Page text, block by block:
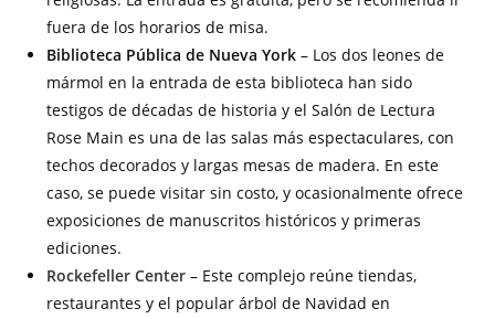
fuera de los horarios de misa.
Biblioteca Pública de Nueva York – Los dos leones de
mármol en la entrada de esta biblioteca han sido
testigos de décadas de historia y el Salón de Lectura
Rose Main es una de las salas más espectaculares, con
techos decorados y largas mesas de madera. En este
caso, se puede visitar sin costo, y ocasionalmente ofrece
exposiciones de manuscritos históricos y primeras
ediciones.
Rockefeller Center – Este complejo reúne tiendas,
restaurantes y el popular árbol de Navidad en